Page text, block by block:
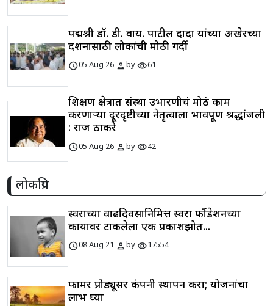
पद्मश्री डॉ. डी. वाय. पाटील दादा यांच्या अखेरच्या
दर्शनासाठी लोकांची मोठी गर्दी
schedule05 Aug 26 personbyvisibility61
शिक्षण क्षेत्रात संस्था उभारणीचं मोठं काम
करणाऱ्या दूरदृष्टीच्या नेतृत्वाला भावपूर्ण श्रद्धांजली
: राज ठाकरे
schedule05 Aug 26 personbyvisibility42
लोकप्रिय
स्वराच्या वाढदिवसानिमित्त स्वरा फौंडेशनच्या
कार्यावर टाकलेला एक प्रकाशझोत...
schedule08 Aug 21 personbyvisibility17554
फार्मर प्रोड्यूसर कंपनी स्थापन करा; योजनांचा
लाभ घ्या